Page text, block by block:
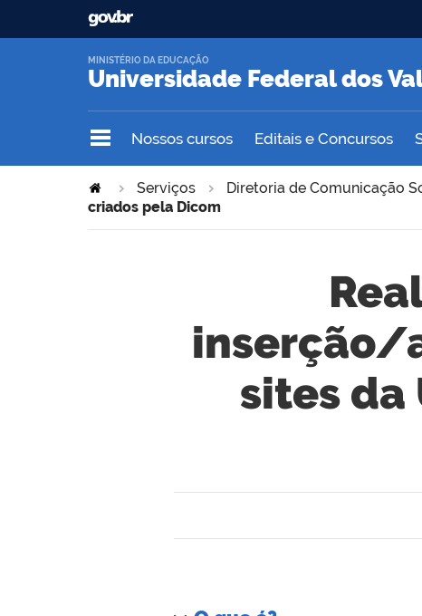
Universidade Federal dos
MINISTÉRIO DA EDUCAÇÃO
Nossos cursos Editais e Concursos
Serviços Diretoria de Comunicação
criados pela Dicom
inserção/
sites da